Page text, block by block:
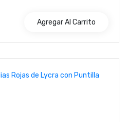
Agregar Al Carrito